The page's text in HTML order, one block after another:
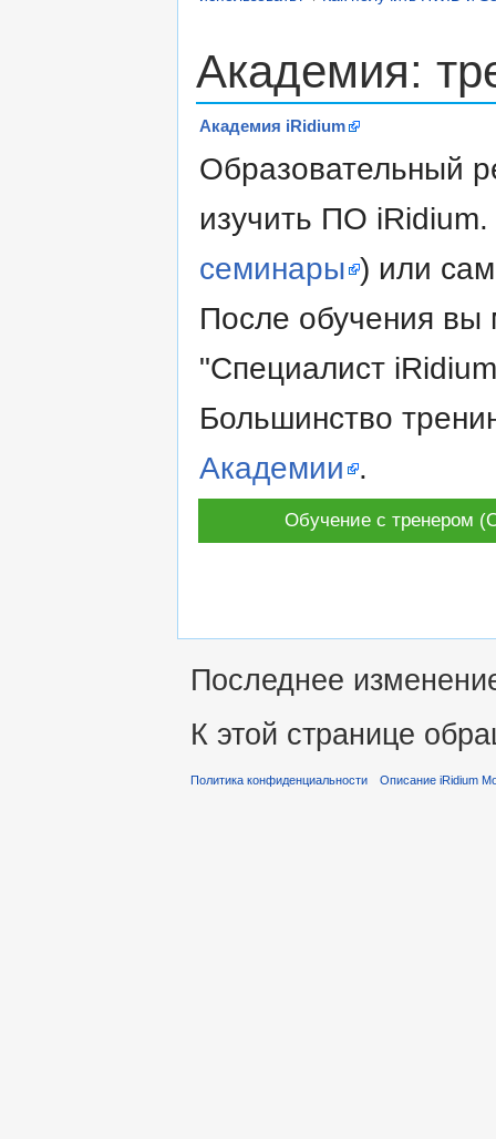
Академия:
Академия iRidium
Образовательный
изучить ПО
семинары ) или
После обучения вы
"Специалист
Большинство
Академии .
Обучение с тренером
Последнее
К этой странице
Политика конфиденциальности Описание iRidium